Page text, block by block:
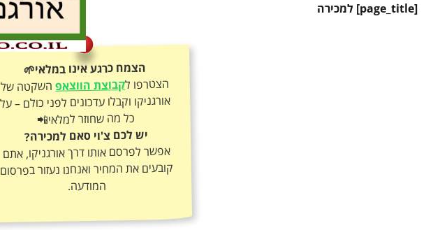
[
page_title] למכירה
הצמח כרגע אינו במלאי🌱
הצטרפו לקבוצת הווצאפהשקטה של
אורגניקו וקבלו עדכונים לפני כולם – על
כל מה שחוזר למלאי📲
יש לכם צ'וי סאם למכירה?
אפשר לפרסם אותו דרך אורגניקו, אתם
קובעים את המחיר ואנחנו נעזור בפרסום
המודעה.